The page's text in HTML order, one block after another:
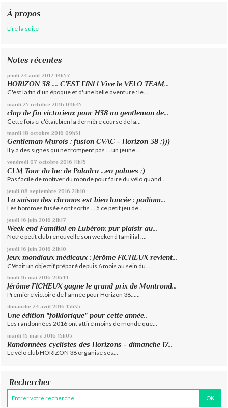
À propos
Lire la suite
Notes récentes
jeudi 24 août 2017 13h57
HORIZON 38 .... C'EST FINI ! Vive le VELO TEAM...
C'est la fin d'un époque et d'une belle aventure : le...
mardi 25 octobre 2016 09h45
clap de fin victorieux pour H38 au gentleman de...
Cette fois ci c'était bien la dernière course de la...
mardi 18 octobre 2016 09h51
Gentleman Murois : fusion CVAC - Horizon 38 ;)))
Il y a des signes qui ne trompent pas ... un jeune...
vendredi 07 octobre 2016 11h15
CLM Tour du lac de Paladru ...en palmes ;)
Pas facile de motiver du monde pour faire du vélo quand...
jeudi 08 septembre 2016 21h10
La saison des chronos est bien lancée : podium...
Les hommes fusée sont sortis ... à ce petit jeu de...
jeudi 16 juin 2016 21h17
Week end Familial en Lubéron: pur plaisir au...
Notre petit club renouvelle son weekend familial ....
jeudi 16 juin 2016 21h10
Jeux mondiaux médicaux : Jérôme FICHEUX revient...
C'était un objectif préparé depuis 6 mois au sein du...
lundi 16 mai 2016 20h44
Jérôme FICHEUX gagne le grand prix de Montrond...
Première victoire de l'année pour Horizon 38......
dimanche 24 avril 2016 15h35
Une édition "folklorique" pour cette année..
Les randonnées 2016 ont attiré moins de monde que...
mardi 15 mars 2016 15h05
Randonnées cyclistes des Horizons - dimanche 17...
Le vélo club HORIZON 38 organise ses...
Rechercher